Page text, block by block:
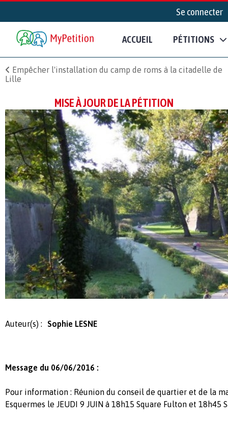
Se connecter
ACCUEIL PÉTITIONS
Empêcher l'installation du camp de roms à la citadelle de
Lille
MISE À JOUR DE LA PÉTITION
Auteur(s) : Sophie LESNE
Message du 06/06/2016 :
Pour information : Réunion du conseil de quartier et de la
Esquermes le JEUDI 9 JUIN à 18h15 Square Fulton et 18h45